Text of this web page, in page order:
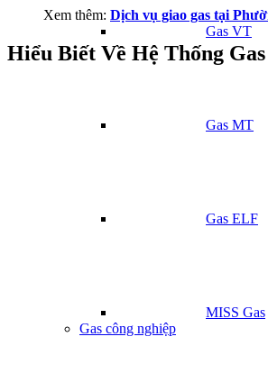
Gas VT
Gas MT
Gas ELF
MISS Gas
Gas công nghiệp
Xem thêm: Dịch vụ giao gas tại
Hiểu Biết Về Hệ Thống